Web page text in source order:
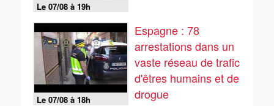
Le 07/08 à 19h
Le 07/08 à 18h
Espagne : 78
arrestations dans un
vaste réseau de trafic
d'êtres humains et de
drogue